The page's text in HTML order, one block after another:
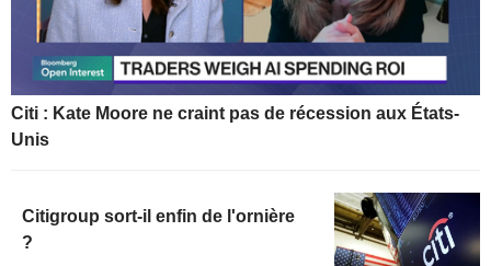
Citi : Kate Moore ne craint pas de récession aux États-
Unis
Citigroup sort-il enfin de l'ornière
?